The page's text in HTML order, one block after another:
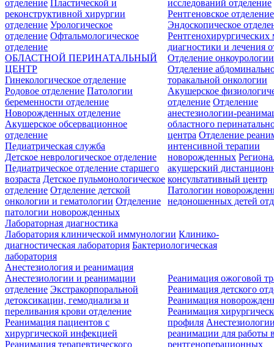
отделение Пластической и
реконструктивной хирургии
отделение Урологическое
отделение Офтальмологическое
отделение
исследований отделение
Рентгеновское отделение
Эндоскопическое
Рентгенохирургических
диагностики и лечения
Отделение онкоурологии
Отделение
торакальной онкологии
ОБЛАСТНОЙ ПЕРИНАТАЛЬНЫЙ
ЦЕНТР
Гинекологическое отделение
Родовое отделение Патологии
беременности отделение
Новорожденных отделение
Акушерское обсервационное
отделение
Акушерское
отделение Отделение
анестезиологии-
областного
центра Отделение
интенсивной терапии
новорожденных
акушерский
консультативный центр
Патологии
недоношенных детей
Педиатрическая служба
Детское неврологическое отделение
Педиатрическое отделение старшего
возраста Детское пульмонологическое
отделение Отделение детской
онкологии и гематологии Отделение
патологии новорожденных
Лабораторная диагностика
Лаборатория клинической иммунологии Клинико-
диагностическая лаборатория Бактериологическая
лаборатория
Анестезиология и реанимация
Анестезиологии и реанимации
отделение Экстракорпоральной
детоксикации, гемодиализа и
переливания крови отделение
Реанимация пациентов с
хирургической инфекцией
Реанимация терапевтического
Реанимация ожоговой
Реанимация детского
Реанимация
Реанимация
профиля
реанимации для работы
рентгеноперационных